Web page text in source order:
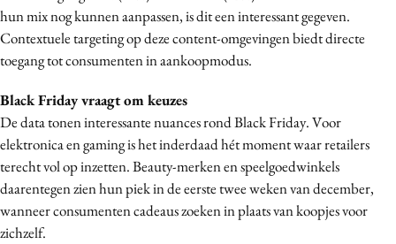
Purpose Marketing
Reputatie & crisis
hun mix nog kunnen aanpassen, is dit een interessant gegeven.
Contextuele targeting op deze content-omgevingen biedt directe
toegang tot consumenten in aankoopmodus.
Black Friday vraagt om keuzes
De data tonen interessante nuances rond Black Friday. Voor
elektronica en gaming is het inderdaad hét moment waar retailers
terecht vol op inzetten. Beauty-merken en speelgoedwinkels
daarentegen zien hun piek in de eerste twee weken van december,
wanneer consumenten cadeaus zoeken in plaats van koopjes voor
zichzelf.